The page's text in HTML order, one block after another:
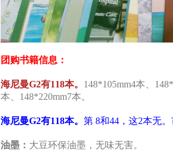
团购书籍信息：
海尼曼G2有118本。 148*105mm4本、
本、148*220mm7本。
海尼曼G2有118本。 第 8和44，这2本无。
油墨： 大豆环保油墨，无味无害。